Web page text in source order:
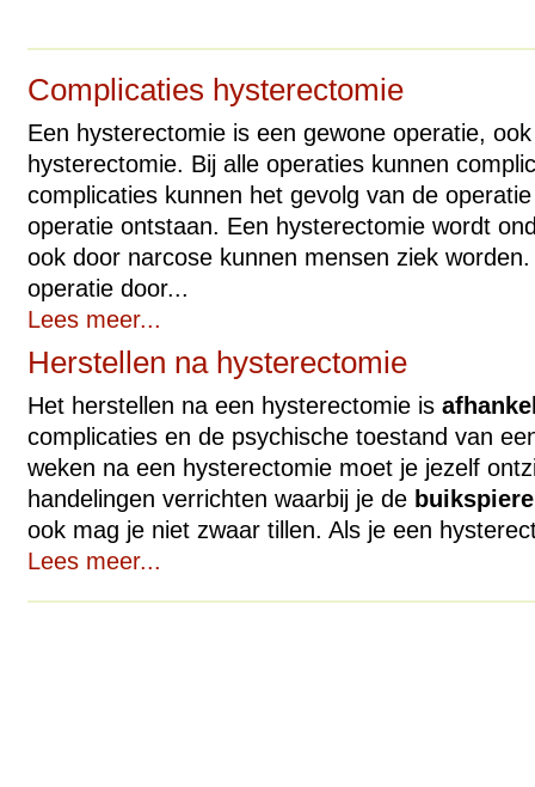
Complicaties hysterectomie
Een hysterectomie is een gewone operatie,
hysterectomie. Bij alle operaties kunnen
complicaties kunnen het gevolg van de
operatie ontstaan. Een hysterectomie wordt
ook door narcose kunnen mensen ziek
operatie door...
Lees meer...
Herstellen na hysterectomie
Het herstellen na een hysterectomie is
complicaties en de psychische toestand van
weken na een hysterectomie moet je jezelf
handelingen verrichten waarbij je de
ook mag je niet zwaar tillen. Als je een
Lees meer...